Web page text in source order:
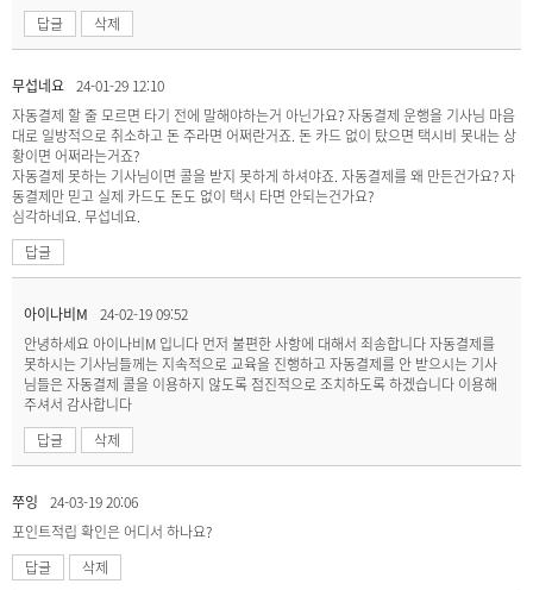
답글
삭제
무섭네요 24-01-29 12:10
자동결제 할 줄 모르면 타기 전에 말해야하는거 아닌가요? 자동결제 운행을 기사님 마음
대로 일방적으로 취소하고 돈 주라면 어쩌란거죠. 돈 카드 없이 탔으면 택시비 못내는 상
황이면 어쩌라는거죠?
자동결제 못하는 기사님이면 콜을 받지 못하게 하셔야죠. 자동결제를 왜 만든건가요? 자
동결제만 믿고 실제 카드도 돈도 없이 택시 타면 안되는건가요?
심각하네요. 무섭네요.
답글
아이나비M
24-02-19 09:52
안녕하세요 아이나비M 입니다 먼저 불편한 사항에 대해서 죄송합니다 자동결제를
못하시는 기사님들께는 지속적으로 교육을 진행하고 자동결제를 안 받으시는 기사
님들은 자동결제 콜을 이용하지 않도록 점진적으로 조치하도록 하겠습니다 이용해
주셔서 감사합니다
답글
삭제
쭈잉
24-03-19 20:06
포인트적립 확인은 어디서 하나요?
답글
삭제